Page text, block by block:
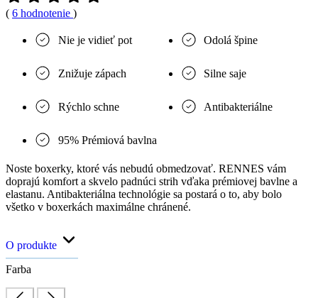
( 6 hodnotenie )
Nie je vidieť pot Odolá špine
Znižuje zápach Silne saje
Rýchlo schne Antibakteriálne
95% Prémiová bavlna
Noste boxerky, ktoré vás nebudú obmedzovať. RENNES vám
doprajú komfort a skvelo padnúci strih vďaka prémiovej bavlne a
elastanu. Antibakteriálna technológie sa postará o to, aby bolo
všetko v boxerkách maximálne chránené.
O produkte
Farba